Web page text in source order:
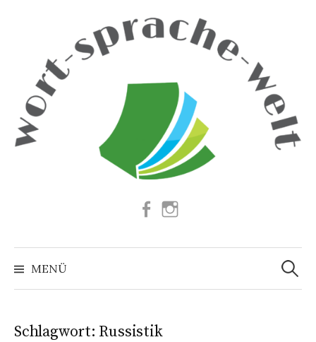
Facebook
MENÜ
Suchen
nach:
Schlagwort: Russistik